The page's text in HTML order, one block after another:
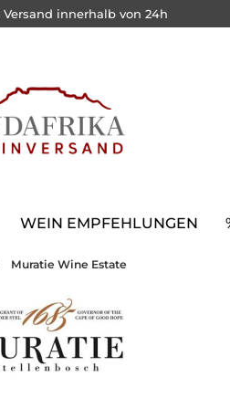
Versand innerhalb von 24h
WEIN EMPFEHLUNGEN
Muratie Wine Estate